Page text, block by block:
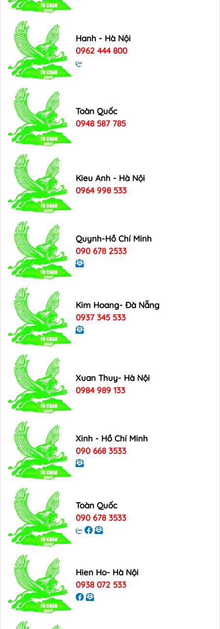
Hanh - Hà Nội
0962 444 800
Toàn Quốc
0948 587 785
Kieu Anh - Hà Nội
0964 998 533
Quynh-Hồ Chí Minh
090 678 2533
Kim Hoang- Đà Nẵng
0937 345 533
Xuan Thuy- Hà Nội
0984 989 133
Xinh - Hồ Chí Minh
090 668 3533
Toàn Quốc
090 678 3533
Hien Ho- Hà Nội
0938 072 533